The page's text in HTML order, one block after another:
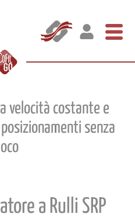
velocità costante e
senza
a Rulli SRP